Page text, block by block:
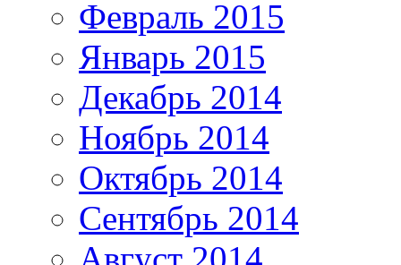
Февраль 2015
Январь 2015
Декабрь 2014
Ноябрь 2014
Октябрь 2014
Сентябрь 2014